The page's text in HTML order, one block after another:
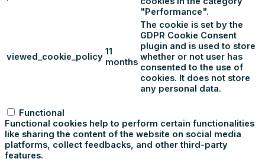
"Performance".
viewed_cookie_policy 11
months
The cookie is set by the
GDPR Cookie Consent
plugin and is used to store
whether or not user has
consented to the use of
cookies. It does not store
any personal data.
Functional
Functional cookies help to perform certain functionalities
like sharing the content of the website on social media
platforms, collect feedbacks, and other third-party
features.